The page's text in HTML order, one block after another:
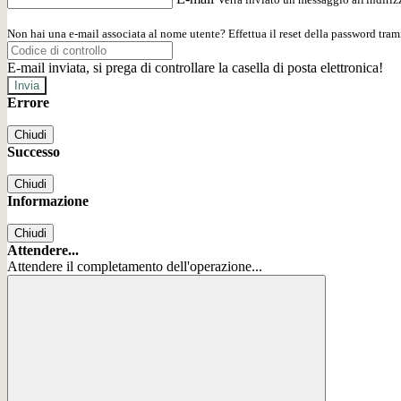
Non hai una e-mail associata al nome utente? Effettua il reset della password
E-mail inviata, si prega di controllare la casella di posta elettronica!
Errore
Chiudi
Successo
Chiudi
Informazione
Chiudi
Attendere...
Attendere il completamento dell'operazione...